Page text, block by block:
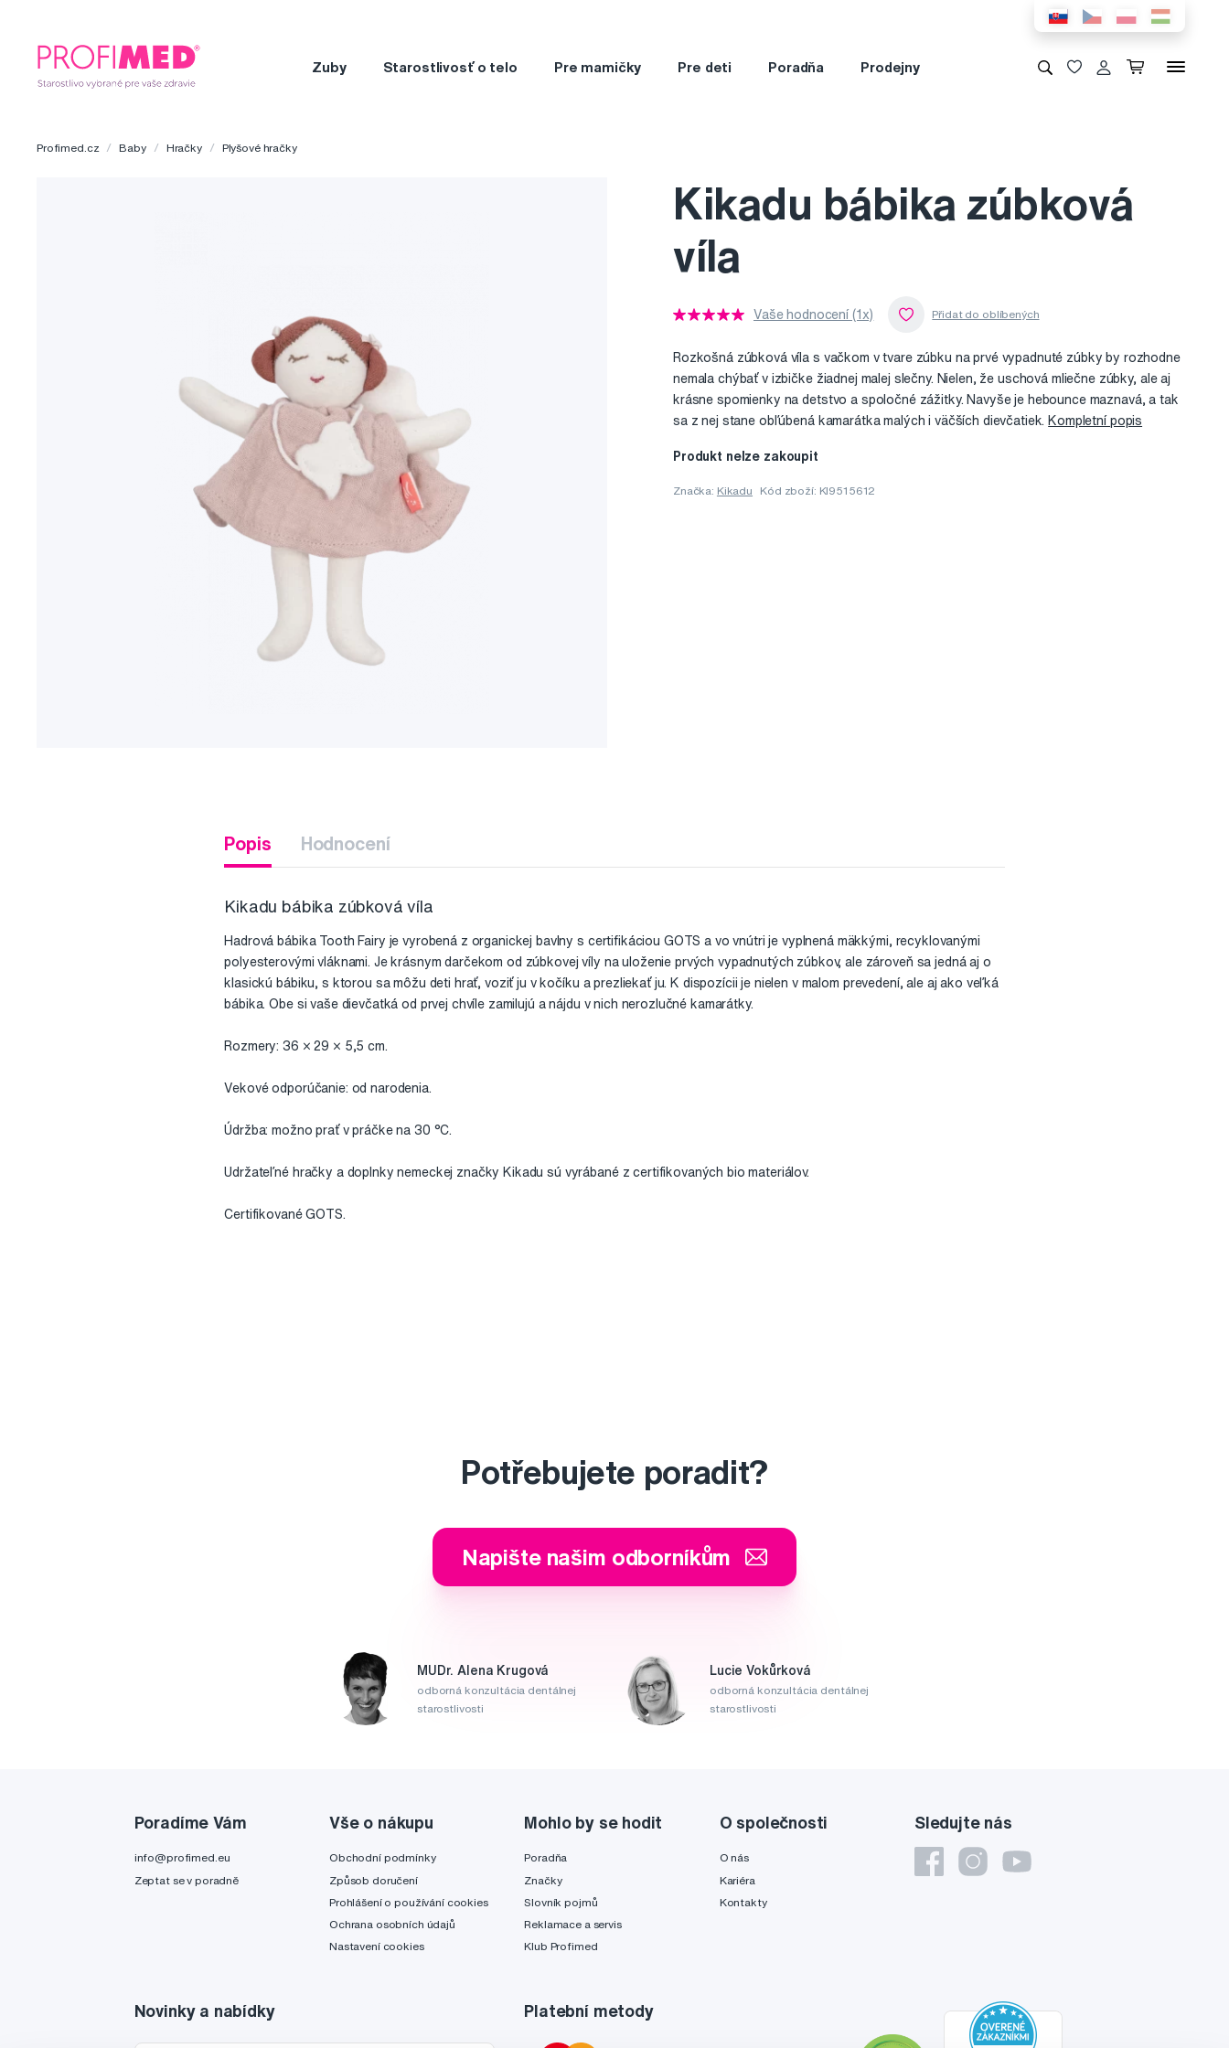
Zuby Starostlivosť o telo Pre mamičky Pre deti Poradňa Prodejny
Profimed.cz Baby Hračky Plyšové hračky
Kikadu bábika zúbková
víla
Vaše hodnocení (1x)
Rozkošná zúbková víla s vačkom v tvare zúbku na prvé vypadnuté zúbky by rozhodne
nemala chýbať v izbičke žiadnej malej slečny. Nielen, že uschová mliečne zúbky, ale aj
krásne spomienky na detstvo a spoločné zážitky. Navyše je hebounce maznavá, a tak
sa z nej stane obľúbená kamarátka malých i väčších dievčatiek. Kompletní popis
Produkt nelze zakoupit
Značka: Kikadu Kód zboží: KI9515612
Popis Hodnocení
Kikadu bábika zúbková víla
Hadrová bábika Tooth Fairy je vyrobená z organickej bavlny s certifikáciou GOTS a vo vnútri je vyplnená mäkkými, recyklovanými
polyesterovými vláknami. Je krásnym darčekom od zúbkovej víly na uloženie prvých vypadnutých zúbkov, ale zároveň sa jedná aj o
klasickú bábiku, s ktorou sa môžu deti hrať, voziť ju v kočíku a prezliekať ju. K dispozícii je nielen v malom prevedení, ale aj ako veľká
bábika. Obe si vaše dievčatká od prvej chvíle zamilujú a nájdu v nich nerozlučné kamarátky.
Rozmery: 36 × 29 × 5,5 cm.
Vekové odporúčanie: od narodenia.
Údržba: možno prať v práčke na 30 °C.
Udržateľné hračky a doplnky nemeckej značky Kikadu sú vyrábané z certifikovaných bio materiálov.
Certifikované GOTS.
Potřebujete poradit?
Napište našim odborníkům
MUDr. Alena Krugová
odborná konzultácia dentálnej
starostlivosti
Lucie Vokůrková
odborná konzultácia dentálnej
starostlivosti
Sledujte nás
Poradíme Vám
info@profimed.eu
Zeptat se v poradně
Vše o nákupu
Obchodní podmínky
Způsob doručení
Prohlášení o používání cookies
Ochrana osobních údajů
Nastavení cookies
Mohlo by se hodit
Poradňa
Značky
Slovník pojmů
Reklamace a servis
Klub Profimed
O společnosti
O nás
Kariéra
Kontakty
Novinky a nabídky Platební metody